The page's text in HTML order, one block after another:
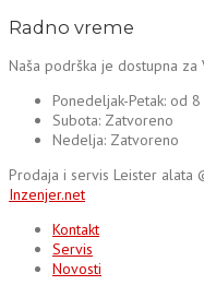
Radno vreme
Naša podrška je dostupna
Ponedeljak-Petak: od
Subota: Zatvoreno
Nedelja: Zatvoreno
Prodaja i servis Leister alata
Inzenjer.net
Kontakt
Servis
Novosti